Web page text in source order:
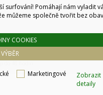
vystavit kupujícímu účtenku. Zároveň
daně online, v případě technického
surfování! Pomáhají nám vyladit
můžeme společně tvořit bez
VÝBĚR
COOKIES
Marketingové
Zobrazit
detaily